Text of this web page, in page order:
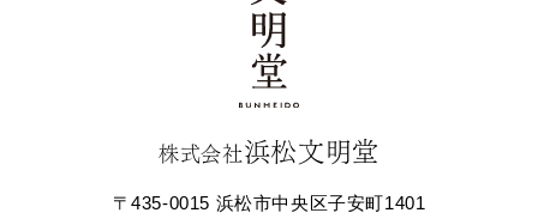
株式会社浜松文明堂
〒435-0015 浜松市中央区子安町1401